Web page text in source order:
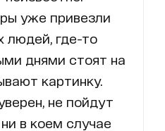
уже привезли
людей, где-то
днями стоят на
картинку.
не пойдут
в коем случае